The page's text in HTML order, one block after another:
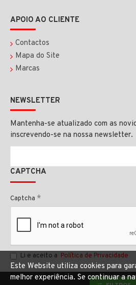
APOIO AO CLIENTE
Contactos
Mapa do Site
Marcas
NEWSLETTER
Mantenha-se atualizado com as
inscrevendo-se na nossa newsletter.
CAPTCHA
Captcha
Li e aceito a Política de Privacidade
Este Website utiliza cookies para
melhor experiência. Se continuar a